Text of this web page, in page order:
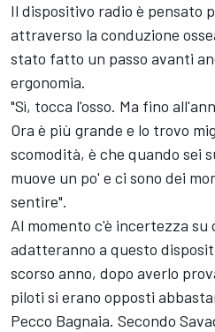
Il dispositivo radio è pensato
attraverso la conduzione
stato fatto un passo avanti
ergonomia.
"Sì, tocca l'osso. Ma fino
Ora è più grande e lo trovo
scomodità, è che quando sei
muove un po' e ci sono dei
sentire".
Al momento c'è incertezza su
adatteranno a questo
scorso anno, dopo averlo
piloti si erano opposti
Pecco Bagnaia. Secondo